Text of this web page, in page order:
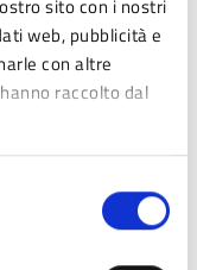
sito con i nostri
web, pubblicità e
con altre
raccolto dal
della L.R.
Permesso di